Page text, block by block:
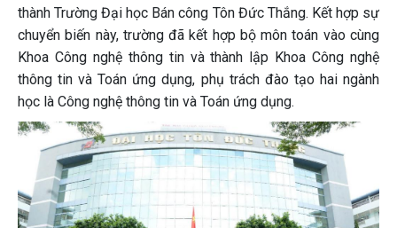
thành Trường Đại học Bán công Tôn Đức Thắng. Kết hợp sự
chuyển biến này, trường đã kết hợp bộ môn toán vào cùng
Khoa Công nghệ thông tin và thành lập Khoa Công nghệ
thông tin và Toán ứng dụng, phụ trách đào tạo hai ngành
học là Công nghệ thông tin và Toán ứng dụng.